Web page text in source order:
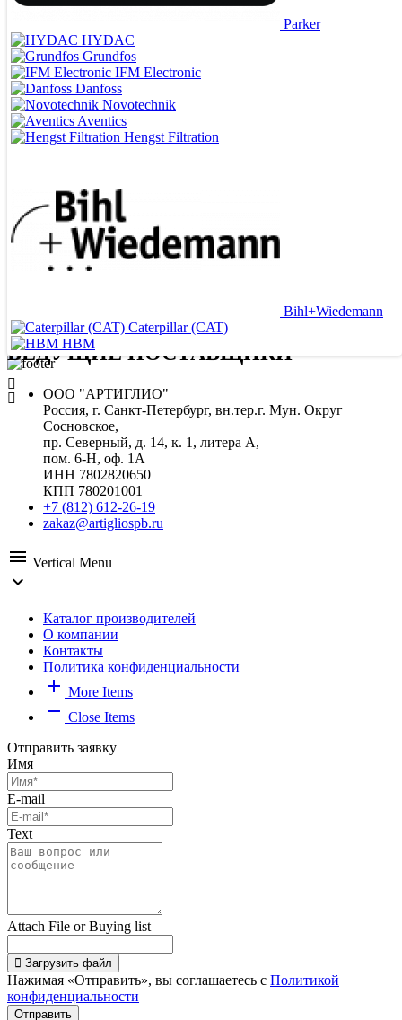
ВЕДУЩИЕ ПОСТАВЩИКИ
Parker
HYDAC
Grundfos
IFM Electronic
Danfoss
Novotechnik
Aventics
Hengst Filtration
Bihl+Wiedemann
Caterpillar (CAT)
HBM
ООО "АРТИГЛИО"
Россия, г. Санкт-Петербург, вн.тер.г. Мун. Округ
Сосновское,
пр. Северный, д. 14, к. 1, литера А,
пом. 6-Н, оф. 1А
ИНН 7802820650
КПП 780201001
+7 (812) 612-26-19
zakaz@artigliospb.ru
menu Vertical Menu
expand_more
Каталог производителей
О компании
Контакты
Политика конфиденциальности
add More Items
remove Close Items
Отправить заявку
Имя
E-mail
Text
Attach File or Buying list
Загрузить файл
Нажимая «Отправить», вы соглашаетесь с Политикой
конфиденциальности
Отправить